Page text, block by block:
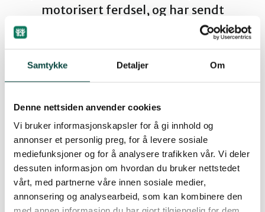
Samtykke Detaljer Om
Denne nettsiden anvender cookies
Vi bruker informasjonskapsler for å gi innhold og
annonser et personlig preg, for å levere sosiale
mediefunksjoner og for å analysere trafikken vår. Vi deler
dessuten informasjon om hvordan du bruker nettstedet
vårt, med partnerne våre innen sosiale medier,
annonsering og analysearbeid, som kan kombinere den
Hamar og omegn
Lillehammer og Øyer
Ottadalen og Sel
Sør-Østerdal
motorisert ferdsel, og har sendt
høringsinnspill til forslag til lokal forskrift
om motorferdsel på Storsjøen. Innspillet
ble sendt 02.04.2023.
By Ida-Sofie Solberg Stryken
02.04.2023 15:05| Sist oppdatert: 03.08.2023 15:32
Høringssvar til forslag til lokal forskrift om motorferdsel på Storsjøen, Nord-Odal og Sør-Odal kommune